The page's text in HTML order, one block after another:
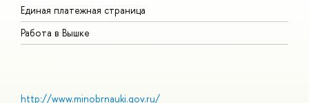
Единая платежная страница
Работа в Вышке
http://www.minobrnauki.gov.ru/